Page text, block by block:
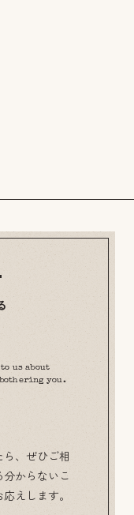
us about
you.
、ぜひご相
からないこ
えします。